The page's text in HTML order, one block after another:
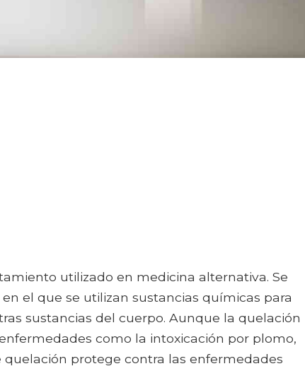
utilizado en medicina alternativa. Se
el que se utilizan sustancias químicas para
sustancias del cuerpo. Aunque la quelación
como la intoxicación por plomo,
protege contra las enfermedades